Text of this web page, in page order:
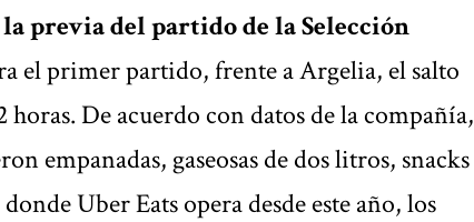
previa del partido de la Selección
el primer partido, frente a Argelia, el salto
horas. De acuerdo con datos de la compañía,
empanadas, gaseosas de dos litros, snacks
Uber Eats opera desde este año, los